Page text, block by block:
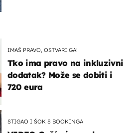
IMAŠ PRAVO, OSTVARI GA!
Tko ima pravo na inkluzivni
dodatak? Može se dobiti i
720 eura
STIGAO I ŠOK S BOOKINGA